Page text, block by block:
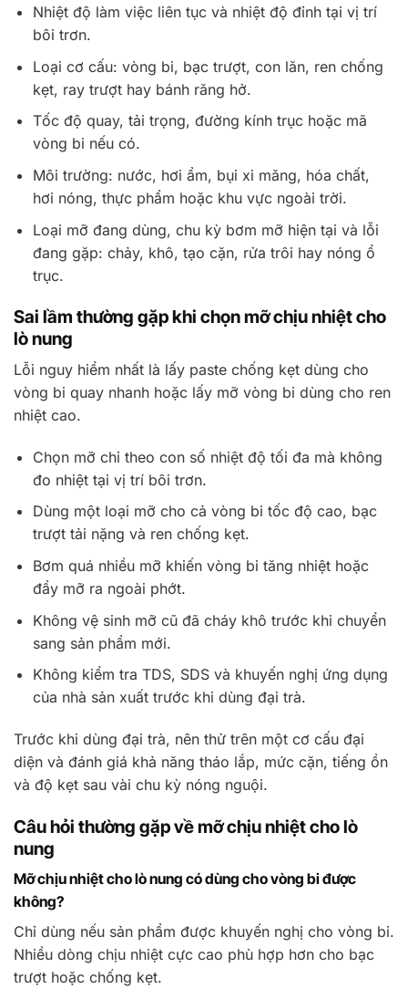
Nhiệt độ làm việc liên tục và nhiệt độ đỉnh tại vị trí
bôi trơn.
Loại cơ cấu: vòng bi, bạc trượt, con lăn, ren chống
kẹt, ray trượt hay bánh răng hở.
Tốc độ quay, tải trọng, đường kính trục hoặc mã
vòng bi nếu có.
Môi trường: nước, hơi ẩm, bụi xi măng, hóa chất,
hơi nóng, thực phẩm hoặc khu vực ngoài trời.
Loại mỡ đang dùng, chu kỳ bơm mỡ hiện tại và lỗi
đang gặp: chảy, khô, tạo cặn, rửa trôi hay nóng ổ
trục.
Sai lầm thường gặp khi chọn mỡ chịu nhiệt cho
lò nung
Lỗi nguy hiểm nhất là lấy paste chống kẹt dùng cho
vòng bi quay nhanh hoặc lấy mỡ vòng bi dùng cho ren
nhiệt cao.
Chọn mỡ chỉ theo con số nhiệt độ tối đa mà không
đo nhiệt tại vị trí bôi trơn.
Dùng một loại mỡ cho cả vòng bi tốc độ cao, bạc
trượt tải nặng và ren chống kẹt.
Bơm quá nhiều mỡ khiến vòng bi tăng nhiệt hoặc
đẩy mỡ ra ngoài phớt.
Không vệ sinh mỡ cũ đã cháy khô trước khi chuyển
sang sản phẩm mới.
Không kiểm tra TDS, SDS và khuyến nghị ứng dụng
của nhà sản xuất trước khi dùng đại trà.
Trước khi dùng đại trà, nên thử trên một cơ cấu đại
diện và đánh giá khả năng tháo lắp, mức cặn, tiếng ồn
và độ kẹt sau vài chu kỳ nóng nguội.
Câu hỏi thường gặp về mỡ chịu nhiệt cho lò
nung
Mỡ chịu nhiệt cho lò nung có dùng cho vòng bi được
không?
Chỉ dùng nếu sản phẩm được khuyến nghị cho vòng bi.
Nhiều dòng chịu nhiệt cực cao phù hợp hơn cho bạc
trượt hoặc chống kẹt.